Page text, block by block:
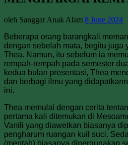
oleh Sanggar Anak Alam 8 June 2024
Beberapa orang barangkali
dengan sebelah mata, begitu juga
Thea. Namun, itu sebelum ia
rempah-rempah pada semester
kedua bulan presentasi, Thea
dan berbagi ilmu yang
ini.
Thea memulai dengan cerita
pertama kali ditemukan di
Vanili yang diawetkan biasanya
pengharum ruangan kuil suci.
(mentah) biasanya dipergunakan